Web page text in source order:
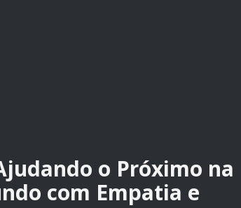
o Próximo na
com Empatia e